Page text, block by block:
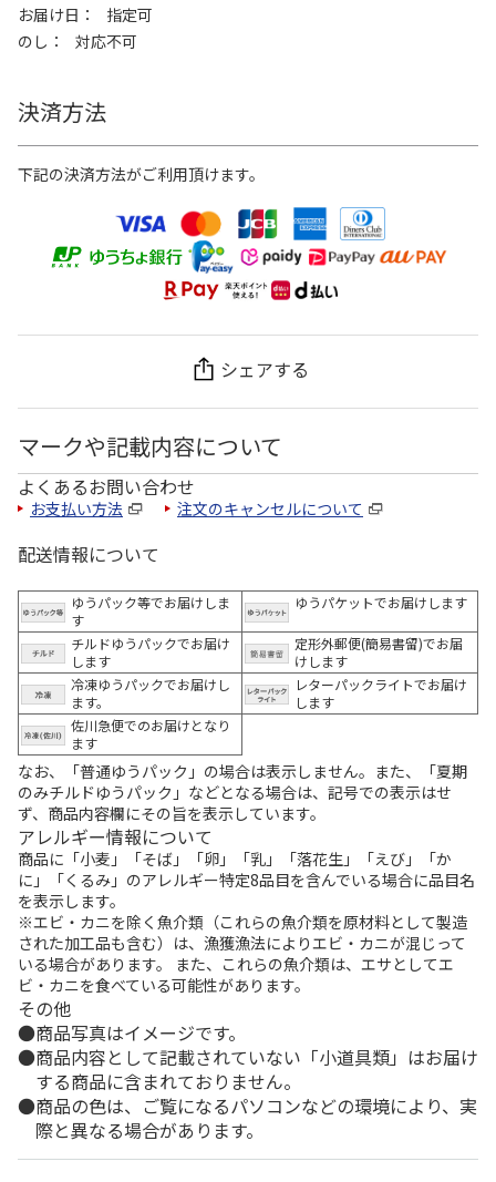
お届け日
指定可
のし
対応不可
決済方法
下記の決済方法がご利用頂けます。
シェアする
マークや記載内容について
よくあるお問い合わせ
お支払い方法 注文のキャンセルについて
配送情報について
ゆうパック等でお届けしま
す
ゆうパケットでお届けします
チルドゆうパックでお届け
します
定形外郵便(簡易書留)でお届
けします
冷凍ゆうパックでお届けし
ます。
レターパックライトでお届け
します
佐川急便でのお届けとなり
ます
なお、「普通ゆうパック」の場合は表示しません。また、「夏期
のみチルドゆうパック」などとなる場合は、記号での表示はせ
ず、商品内容欄にその旨を表示しています。
アレルギー情報について
商品に「小麦」「そば」「卵」「乳」「落花生」「えび」「か
に」「くるみ」のアレルギー特定8品目を含んでいる場合に品目名
を表示します。
※エビ・カニを除く魚介類（これらの魚介類を原材料として製造
された加工品も含む）は、漁獲漁法によりエビ・カニが混じって
いる場合があります。 また、これらの魚介類は、エサとしてエ
ビ・カニを食べている可能性があります。
その他
商品写真はイメージです。
商品内容として記載されていない「小道具類」はお届け
する商品に含まれておりません。
商品の色は、ご覧になるパソコンなどの環境により、実
際と異なる場合があります。